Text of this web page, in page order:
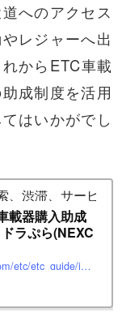
へのアクセス
レジャーへ出
からETC車載
成制度を活用
はいかがでし
、渋滞、サービス
載器購入助成
ラぷら(NEXC
https://www.driveplaza.com/etc/etc_guide/info/etc_campaign2026.html